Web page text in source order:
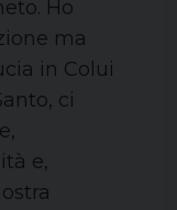
Ho
ma
in Colui
ci
e,